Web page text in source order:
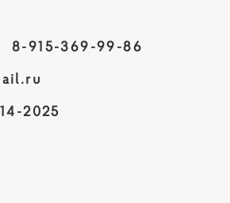
915-369-99-86
2025